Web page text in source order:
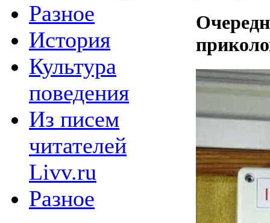
Разное
История
Культура
поведения
Из писем
читателей
Livv.ru
Разное